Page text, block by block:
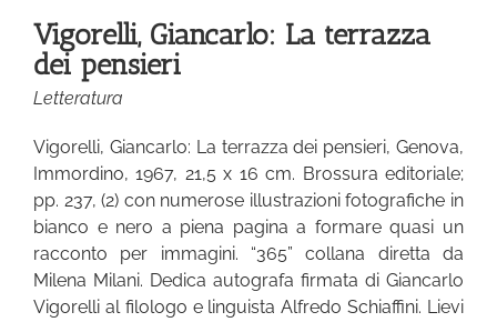
Vigorelli, Giancarlo: La terrazza
dei pensieri
Letteratura
Vigorelli, Giancarlo: La terrazza dei pensieri, Genova,
Immordino, 1967, 21,5 x 16 cm. Brossura editoriale;
pp. 237, (2) con numerose illustrazioni fotografiche in
bianco e nero a piena pagina a formare quasi un
racconto per immagini. “365” collana diretta da
Milena Milani. Dedica autografa firmata di Giancarlo
Vigorelli al filologo e linguista Alfredo Schiaffini. Lievi